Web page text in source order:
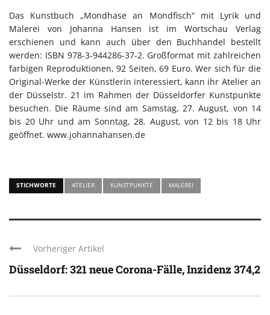
Das Kunstbuch „Mondhase an Mondfisch“ mit Lyrik und
Malerei von Johanna Hansen ist im Wortschau Verlag
erschienen und kann auch über den Buchhandel bestellt
werden: ISBN 978-3-944286-37-2. Großformat mit zahlreichen
farbigen Reproduktionen, 92 Seiten, 69 Euro. Wer sich für die
Original-Werke der Künstlerin interessiert, kann ihr Atelier an
der Düsselstr. 21 im Rahmen der Düsseldorfer Kunstpunkte
besuchen. Die Räume sind am Samstag, 27. August, von 14
bis 20 Uhr und am Sonntag, 28. August, von 12 bis 18 Uhr
geöffnet. www.johannahansen.de
STICHWORTE ATELIER KUNSTPUNKTE MALEREI
Vorheriger Artikel
Düsseldorf: 321 neue Corona-Fälle, Inzidenz 374,2